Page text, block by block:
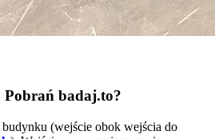
badaj.to?
budynku (wejście obok wejścia do